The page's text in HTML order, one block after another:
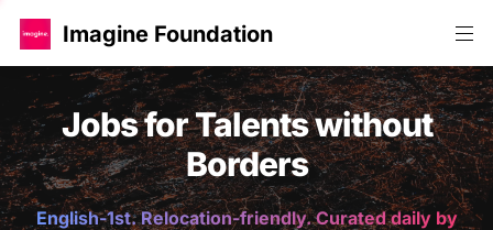
Imagine Foundation
Jobs for Talents without
Borders
English-1st. Relocation-friendly. Curated daily by